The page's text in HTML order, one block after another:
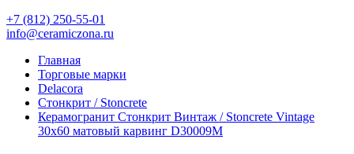
+7 (812) 250-55-01
info@ceramiczona.ru
Главная
Торговые марки
Delacora
Стонкрит / Stoncrete
Керамогранит Стонкрит Винтаж / Stoncrete Vintage
30х60 матовый карвинг D30009M